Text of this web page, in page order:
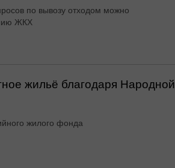
по вывозу отходом можно
ЖКХ
жильё благодаря Народной
жилого фонда